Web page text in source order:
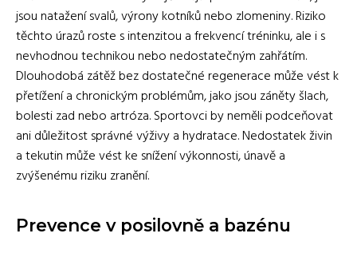
jsou natažení svalů, výrony kotníků nebo zlomeniny. Riziko
těchto úrazů roste s intenzitou a frekvencí tréninku, ale i s
nevhodnou technikou nebo nedostatečným zahřátím.
Dlouhodobá zátěž bez dostatečné regenerace může vést k
přetížení a chronickým problémům, jako jsou záněty šlach,
bolesti zad nebo artróza. Sportovci by neměli podceňovat
ani důležitost správné výživy a hydratace. Nedostatek živin
a tekutin může vést ke snížení výkonnosti, únavě a
zvýšenému riziku zranění.
Prevence v posilovně a bazénu